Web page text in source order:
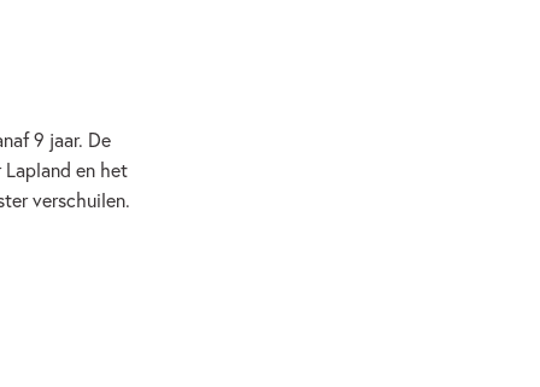
9 jaar. De
en het
verschuilen.